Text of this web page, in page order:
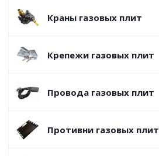
Краны газовых плит
Крепежи газовых плит
Провода газовых плит
Противни газовых плит